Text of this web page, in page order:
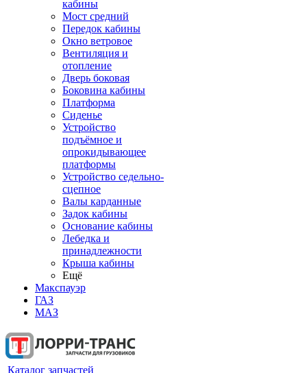
кабины
Мост средний
Передок кабины
Окно ветровое
Вентиляция и
отопление
Дверь боковая
Боковина кабины
Платформа
Сиденье
Устройство
подъёмное и
опрокидывающее
платформы
Устройство седельно-
сцепное
Валы карданные
Задок кабины
Основание кабины
Лебедка и
принадлежности
Крыша кабины
Ещё
Макспауэр
ГАЗ
МАЗ
Каталог запчастей